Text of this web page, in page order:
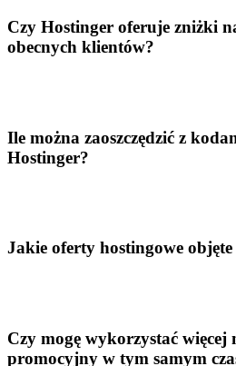
Czy Hostinger oferuje zniżki
obecnych klientów?
Ile można zaoszczędzić z
Hostinger?
Jakie oferty hostingowe
Czy mogę wykorzystać więcej
promocyjny w tym samym